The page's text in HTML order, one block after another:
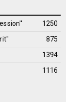
1250
875
1394
1116